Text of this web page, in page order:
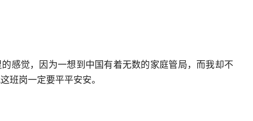
感觉，因为一想到中国有着无数的家庭管局，而我却不
班岗一定要平平安安。